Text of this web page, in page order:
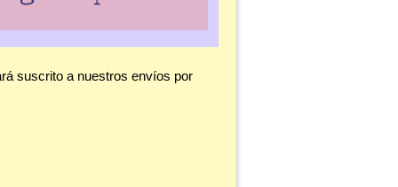
suscrito a nuestros envíos por